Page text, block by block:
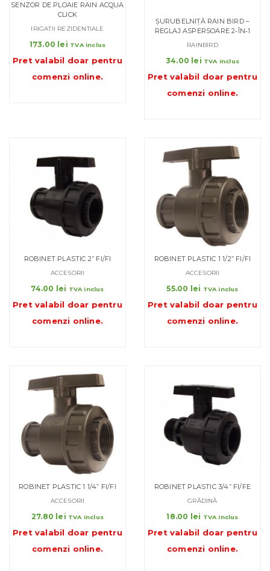
SENZOR DE PLOAIE RAIN ACQUA
CLICK
IRIGATII REZIDENTIALE
173.00 lei TVA inclus
Pret valabil doar pentru
comenzi online.
ȘURUBELNIȚĂ RAIN BIRD –
REGLAJ ASPERSOARE 2‑ÎN‑1
RAINBIRD
34.00 lei TVA inclus
Pret valabil doar pentru
comenzi online.
ROBINET PLASTIC 2” FI/FI
ACCESORII
74.00 lei TVA inclus
Pret valabil doar pentru
comenzi online.
ROBINET PLASTIC 1 1/2” FI/FI
ACCESORII
55.00 lei TVA inclus
Pret valabil doar pentru
comenzi online.
ROBINET PLASTIC 1 1/4” FI/FI
ACCESORII
27.80 lei TVA inclus
Pret valabil doar pentru
comenzi online.
ROBINET PLASTIC 3/4” FI/FE
GRĂDINĂ
18.00 lei TVA inclus
Pret valabil doar pentru
comenzi online.